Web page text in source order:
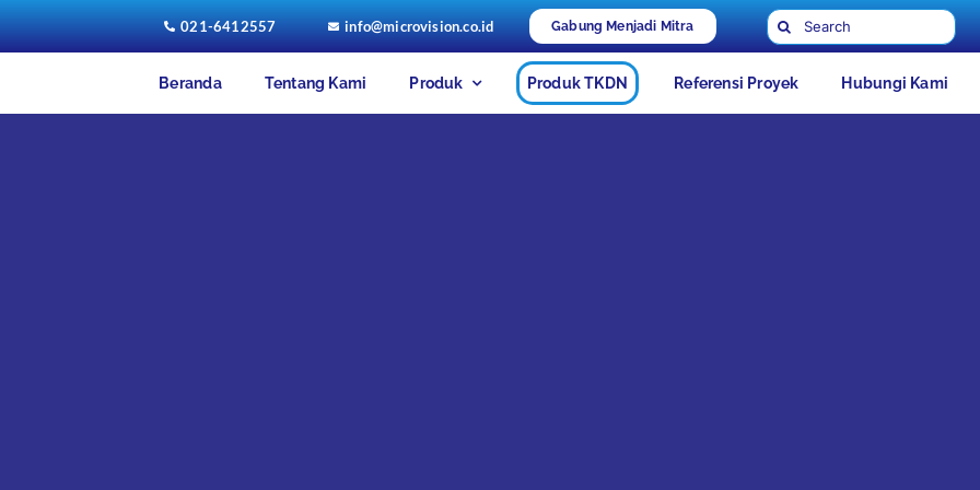
021-6412557 info@microvision.co.id Gabung Menjadi Mitra
Search
for:
Beranda Tentang Kami Produk Produk TKDN Referensi Proyek Hubungi Kami